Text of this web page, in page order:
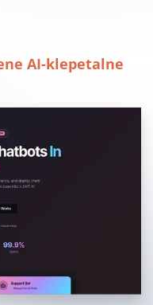
AI-klepetalne